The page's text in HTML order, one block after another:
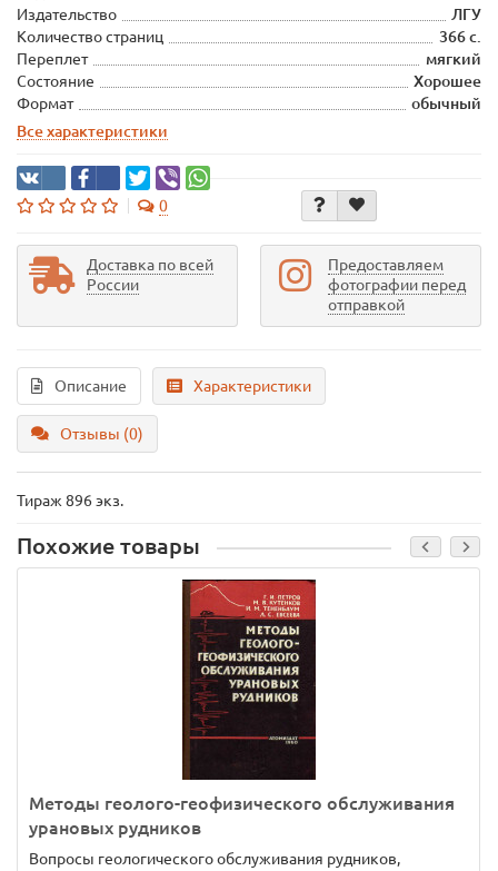
Издательство
ЛГУ
Количество страниц
366 с.
Переплет
мягкий
Состояние
Хорошее
Формат
обычный
Все характеристики
0
Доставка по всей
России
Предоставляем
фотографии перед
отправкой
Описание Характеристики
Отзывы (0)
Тираж 896 экз.
Похожие товары
Методы геолого-геофизического обслуживания
урановых рудников
Вопросы геологического обслуживания рудников,